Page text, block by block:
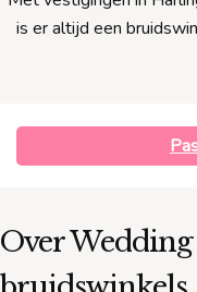
is er altijd een
Over